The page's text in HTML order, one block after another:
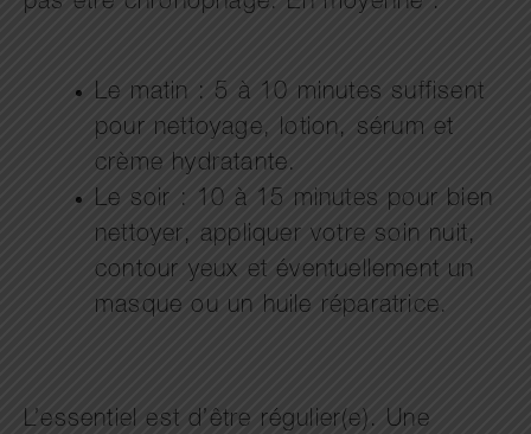
Le matin : 5 à 10 minutes suffisent
pour nettoyage, lotion, sérum et
crème hydratante.
Le soir : 10 à 15 minutes pour bien
nettoyer, appliquer votre soin nuit,
contour yeux et éventuellement un
masque ou un huile réparatrice.
L’essentiel est d’être régulier(e). Une